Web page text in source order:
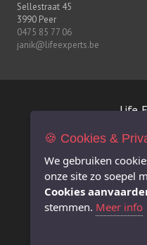
Sellestraat 45
3990 Peer
0475 85 77 06
janik@lifeexperts.be
Life
FSMA-
RPR
Extra
Juridische
🍪 Cookies &
We gebruiken
onze site zo soepel
Cookies
stemmen. Meer info